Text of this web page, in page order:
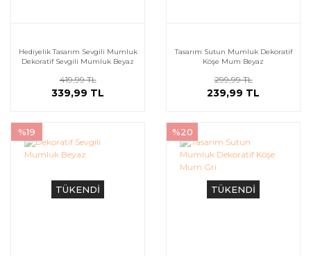
Hediyelik Tasarım Sevgili Mumluk
Dekoratif Sevgili Mumluk Beyaz
419,99 TL
339,99 TL
Tasarım Sutun Mumluk Dekoratif
Köşe Mum Beyaz
299,99 TL
239,99 TL
TÜKENDİ
%19
TÜKENDİ
%20